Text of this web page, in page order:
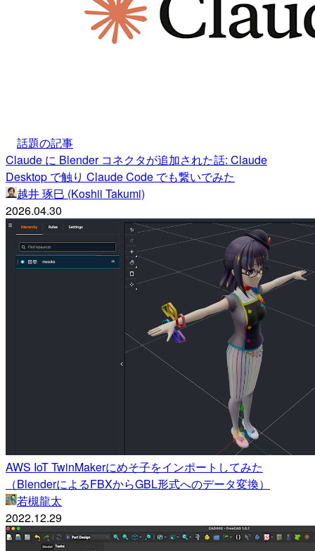
話題の記事
Claude に Blender コネクタが追加された話: Claude
Desktop で触り Claude Code でも繋いでみた
越井 琢巳 (Koshii Takumi)
2026.04.30
AWS IoT TwinMakerにめそ子をインポートしてみた
（BlenderによるFBXからGBL形式へのデータ変換）
若槻龍太
2022.12.29